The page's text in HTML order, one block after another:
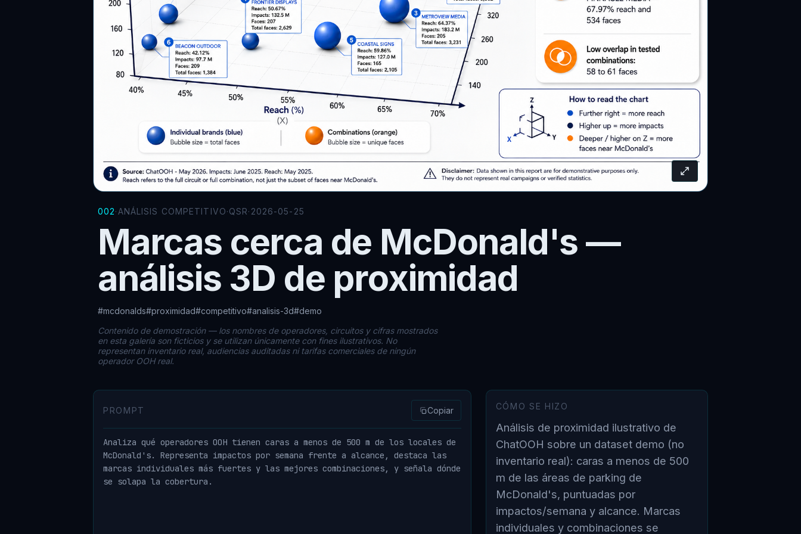
002·ANÁLISIS COMPETITIVO·QSR· 2026-05-25
Marcas cerca de McDonald's —
análisis 3D de proximidad
#mcdonalds#proximidad#competitivo#analisis-3d#demo
Contenido de demostración — los nombres de operadores, circuitos y cifras mostrados
en esta galería son ficticios y se utilizan únicamente con fines ilustrativos. No
representan inventario real, audiencias auditadas ni tarifas comerciales de ningún
operador OOH real.
PROMPT Copiar
Analiza qué operadores OOH tienen caras a menos de 500 m de los locales de
McDonald's. Representa impactos por semana frente a alcance, destaca las
marcas individuales más fuertes y las mejores combinaciones, y señala dónde
se solapa la cobertura.
CÓMO SE HIZO
Análisis de proximidad ilustrativo de
ChatOOH sobre un dataset demo (no
inventario real): caras a menos de 500
m de las áreas de parking de
McDonald's, puntuadas por
impactos/semana y alcance. Marcas
individuales y combinaciones se